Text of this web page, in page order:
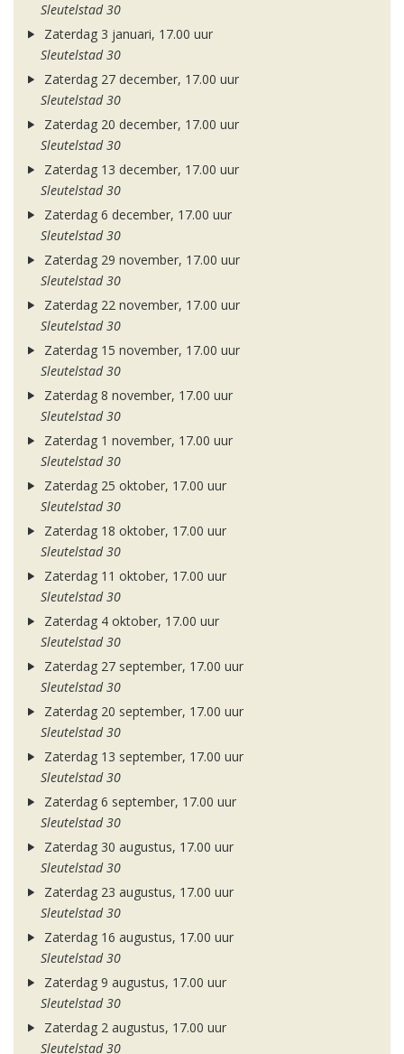
Sleutelstad 30
Zaterdag 3 januari, 17.00 uur
Sleutelstad 30
Zaterdag 27 december, 17.00 uur
Sleutelstad 30
Zaterdag 20 december, 17.00 uur
Sleutelstad 30
Zaterdag 13 december, 17.00 uur
Sleutelstad 30
Zaterdag 6 december, 17.00 uur
Sleutelstad 30
Zaterdag 29 november, 17.00 uur
Sleutelstad 30
Zaterdag 22 november, 17.00 uur
Sleutelstad 30
Zaterdag 15 november, 17.00 uur
Sleutelstad 30
Zaterdag 8 november, 17.00 uur
Sleutelstad 30
Zaterdag 1 november, 17.00 uur
Sleutelstad 30
Zaterdag 25 oktober, 17.00 uur
Sleutelstad 30
Zaterdag 18 oktober, 17.00 uur
Sleutelstad 30
Zaterdag 11 oktober, 17.00 uur
Sleutelstad 30
Zaterdag 4 oktober, 17.00 uur
Sleutelstad 30
Zaterdag 27 september, 17.00 uur
Sleutelstad 30
Zaterdag 20 september, 17.00 uur
Sleutelstad 30
Zaterdag 13 september, 17.00 uur
Sleutelstad 30
Zaterdag 6 september, 17.00 uur
Sleutelstad 30
Zaterdag 30 augustus, 17.00 uur
Sleutelstad 30
Zaterdag 23 augustus, 17.00 uur
Sleutelstad 30
Zaterdag 16 augustus, 17.00 uur
Sleutelstad 30
Zaterdag 9 augustus, 17.00 uur
Sleutelstad 30
Zaterdag 2 augustus, 17.00 uur
Sleutelstad 30